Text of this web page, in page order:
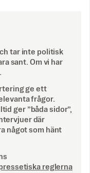
tar inte politisk
sant. Om vi har
ge ett
frågor.
ger ”båda sidor”,
där
något som hänt
reglerna